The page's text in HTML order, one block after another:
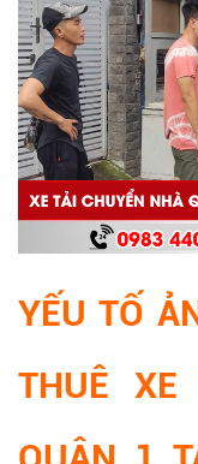
YẾU TỐ
THUÊ XE